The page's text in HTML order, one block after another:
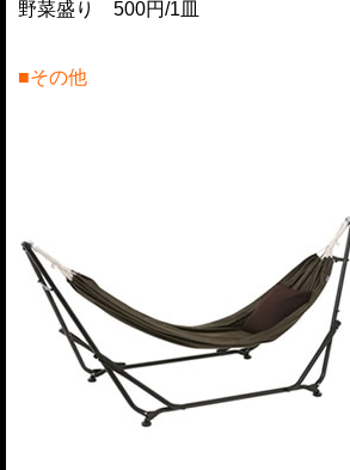
野菜盛り 500円/1皿
■その他